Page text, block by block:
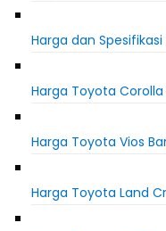
Harga dan
Harga Toyota
Harga Toyota Vios
Harga Toyota Land